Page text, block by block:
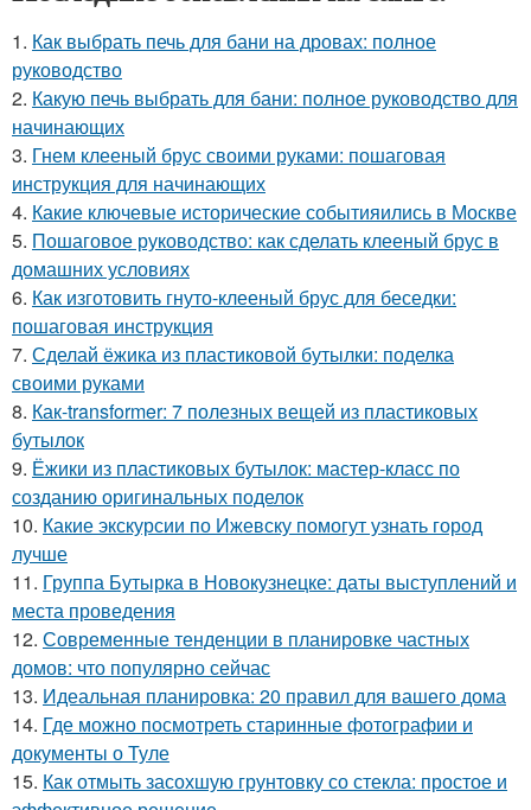
1. Как выбрать печь для бани на дровах: полное
руководство
2. Какую печь выбрать для бани: полное руководство для
начинающих
3. Гнем клееный брус своими руками: пошаговая
инструкция для начинающих
4. Какие ключевые исторические событияились в Москве
5. Пошаговое руководство: как сделать клееный брус в
домашних условиях
6. Как изготовить гнуто-клееный брус для беседки:
пошаговая инструкция
7. Сделай ёжика из пластиковой бутылки: поделка
своими руками
8. Как-transformer: 7 полезных вещей из пластиковых
бутылок
9. Ёжики из пластиковых бутылок: мастер-класс по
созданию оригинальных поделок
10. Какие экскурсии по Ижевску помогут узнать город
лучше
11. Группа Бутырка в Новокузнецке: даты выступлений и
места проведения
12. Современные тенденции в планировке частных
домов: что популярно сейчас
13. Идеальная планировка: 20 правил для вашего дома
14. Где можно посмотреть старинные фотографии и
документы о Туле
15. Как отмыть засохшую грунтовку со стекла: простое и